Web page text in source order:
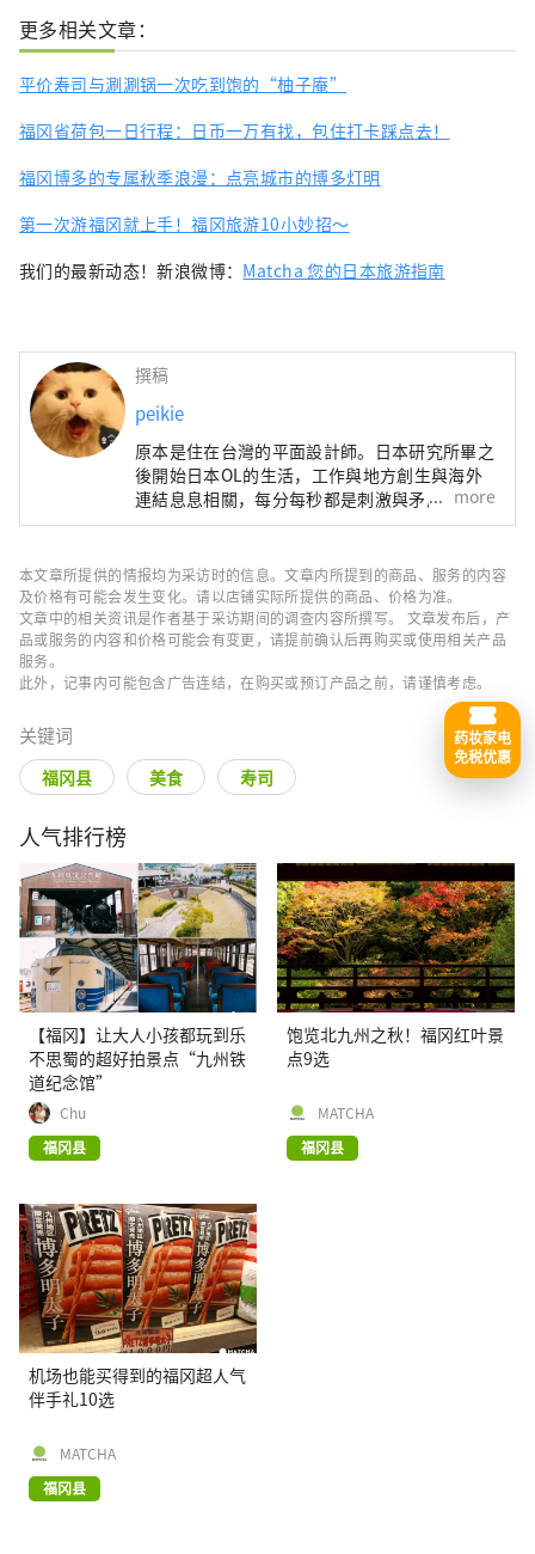
更多相关文章：
平价寿司与涮涮锅一次吃到饱的“柚子庵”
福冈省荷包一日行程：日币一万有找，包住打卡踩点去！
福冈博多的专属秋季浪漫：点亮城市的博多灯明
第一次游福冈就上手！福冈旅游10小妙招～
我们的最新动态！新浪微博： Matcha 您的日本旅游指南
撰稿
peikie
原本是住在台灣的平面設計師。日本研究所畢之
後開始日本OL的生活，工作與地方創生與海外
連結息息相關，每分每秒都是刺激與矛盾的過
程。【http://peikie1.pixnet.net/blog】
more
本文章所提供的情报均为采访时的信息。文章内所提到的商品、服务的内容
及价格有可能会发生变化。请以店铺实际所提供的商品、价格为准。
文章中的相关资讯是作者基于采访期间的调查内容所撰写。 文章发布后，产
品或服务的内容和价格可能会有变更，请提前确认后再购买或使用相关产品
服务。
此外，记事内可能包含广告连结，在购买或预订产品之前，请谨慎考虑。
关键词
福冈县 美食 寿司
人气排行榜
【福冈】让大人小孩都玩到乐
不思蜀的超好拍景点“九州铁
道纪念馆”
Chu
福冈县
饱览北九州之秋！福冈红叶景
点9选
MATCHA
福冈县
机场也能买得到的福冈超人气
伴手礼10选
MATCHA
福冈县
药妆家电
免税优惠